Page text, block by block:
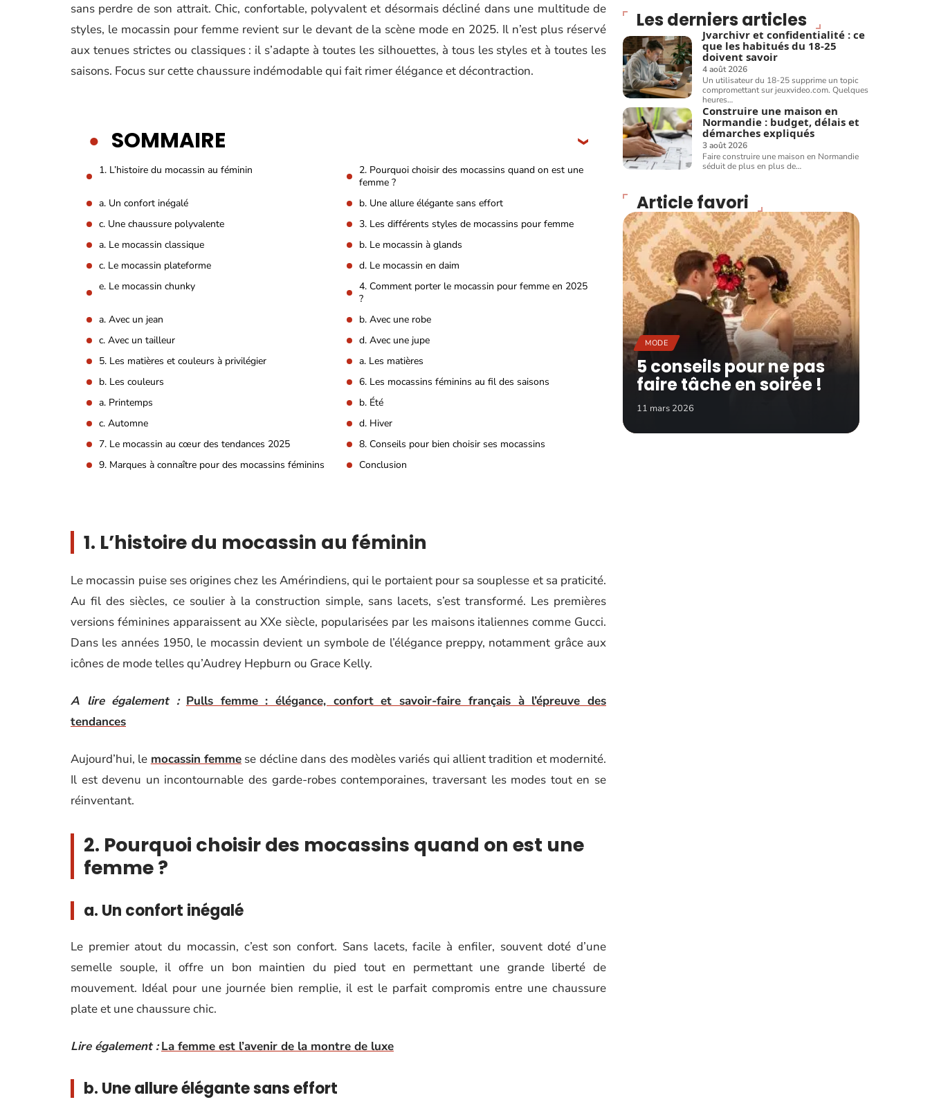
sans perdre de son attrait. Chic, confortable, polyvalent et désormais décliné dans une multitude de
styles, le mocassin pour femme revient sur le devant de la scène mode en 2025. Il n’est plus réservé
aux tenues strictes ou classiques : il s’adapte à toutes les silhouettes, à tous les styles et à toutes les
saisons. Focus sur cette chaussure indémodable qui fait rimer élégance et décontraction.
SOMMAIRE
1. L’histoire du mocassin au féminin
2. Pourquoi choisir des mocassins quand on est une
femme ?
a. Un confort inégalé
b. Une allure élégante sans effort
c. Une chaussure polyvalente
3. Les différents styles de mocassins pour femme
a. Le mocassin classique
b. Le mocassin à glands
c. Le mocassin plateforme
d. Le mocassin en daim
e. Le mocassin chunky
4. Comment porter le mocassin pour femme en 2025
?
a. Avec un jean
b. Avec une robe
c. Avec un tailleur
d. Avec une jupe
5. Les matières et couleurs à privilégier
a. Les matières
b. Les couleurs
6. Les mocassins féminins au fil des saisons
a. Printemps
b. Été
c. Automne
d. Hiver
7. Le mocassin au cœur des tendances 2025
8. Conseils pour bien choisir ses mocassins
9. Marques à connaître pour des mocassins féminins
Conclusion
1. L’histoire du mocassin au féminin
Le mocassin puise ses origines chez les Amérindiens, qui le portaient pour sa souplesse et sa praticité.
Au fil des siècles, ce soulier à la construction simple, sans lacets, s’est transformé. Les premières
versions féminines apparaissent au XXe siècle, popularisées par les maisons italiennes comme Gucci.
Dans les années 1950, le mocassin devient un symbole de l’élégance preppy, notamment grâce aux
icônes de mode telles qu’Audrey Hepburn ou Grace Kelly.
A lire également : Pulls femme : élégance, confort et savoir-faire français à l’épreuve des
tendances
Aujourd’hui, le mocassin femme se décline dans des modèles variés qui allient tradition et modernité.
Il est devenu un incontournable des garde-robes contemporaines, traversant les modes tout en se
réinventant.
2. Pourquoi choisir des mocassins quand on est une
femme ?
a. Un confort inégalé
Le premier atout du mocassin, c’est son confort. Sans lacets, facile à enfiler, souvent doté d’une
semelle souple, il offre un bon maintien du pied tout en permettant une grande liberté de
mouvement. Idéal pour une journée bien remplie, il est le parfait compromis entre une chaussure
plate et une chaussure chic.
Lire également : La femme est l’avenir de la montre de luxe
b. Une allure élégante sans effort
Les derniers articles
Jvarchivr et confidentialité : ce
que les habitués du 18-25
doivent savoir
4 août 2026
Un utilisateur du 18-25 supprime un topic
compromettant sur jeuxvideo.com. Quelques
heures…
Construire une maison en
Normandie : budget, délais et
démarches expliqués
3 août 2026
Faire construire une maison en Normandie
séduit de plus en plus de…
Article favori
MODE
5 conseils pour ne pas
faire tâche en soirée !
11 mars 2026